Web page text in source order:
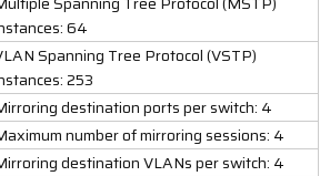
64
Spanning Tree Protocol (VSTP)
253
destination ports per switch: 4
number of mirroring sessions: 4
destination VLANs per switch: 4